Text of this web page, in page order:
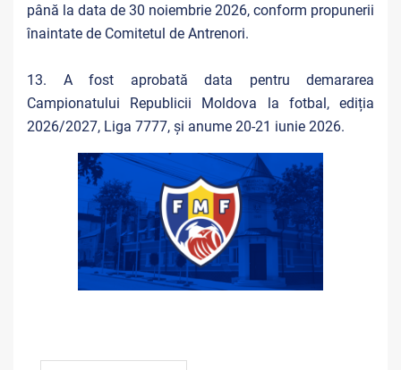
până la data de 30 noiembrie 2026, conform propunerii
înaintate de Comitetul de Antrenori.
13. A fost aprobată data pentru demararea
Campionatului Republicii Moldova la fotbal, ediția
2026/2027, Liga 7777, și anume 20-21 iunie 2026.